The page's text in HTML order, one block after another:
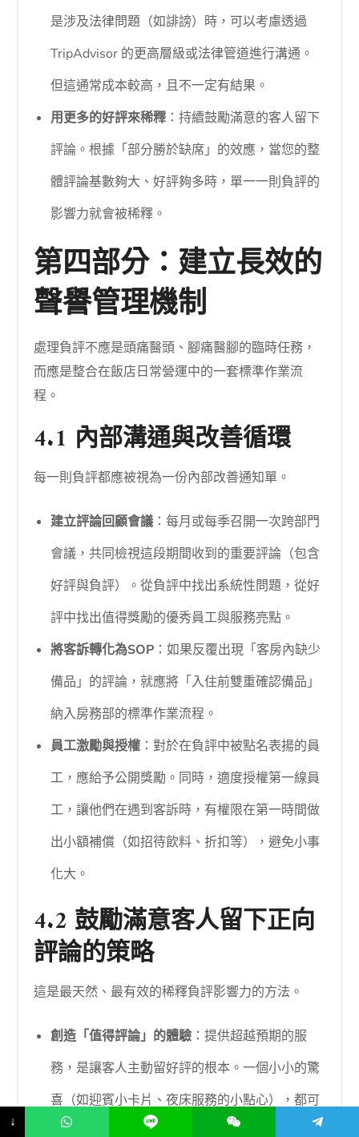
是涉及法律問題（如誹謗）時，可以考慮透過
TripAdvisor 的更高層級或法律管道進行溝通。
但這通常成本較高，且不一定有結果。
用更多的好評來稀釋 ：持續鼓勵滿意的客人留下
評論。根據「部分勝於缺席」的效應，當您的整
體評論基數夠大、好評夠多時，單一一則負評的
影響力就會被稀釋。
第四部分：建立長效的
聲譽管理機制
處理負評不應是頭痛醫頭、腳痛醫腳的臨時任務，
而應是整合在飯店日常營運中的一套標準作業流
程。
4.1 內部溝通與改善循環
每一則負評都應被視為一份內部改善通知單。
建立評論回顧會議 ：每月或每季召開一次跨部門
會議，共同檢視這段期間收到的重要評論（包含
好評與負評）。從負評中找出系統性問題，從好
評中找出值得獎勵的優秀員工與服務亮點。
將客訴轉化為SOP ：如果反覆出現「客房內缺少
備品」的評論，就應將「入住前雙重確認備品」
納入房務部的標準作業流程。
員工激勵與授權 ：對於在負評中被點名表揚的員
工，應給予公開獎勵。同時，適度授權第一線員
工，讓他們在遇到客訴時，有權限在第一時間做
出小額補償（如招待飲料、折扣等），避免小事
化大。
4.2 鼓勵滿意客人留下正向
評論的策略
這是最天然、最有效的稀釋負評影響力的方法。
創造「值得評論」的體驗 ：提供超越預期的服
務，是讓客人主動留好評的根本。一個小小的驚
喜（如迎賓小卡片、夜床服務的小點心），都可
能成為客人分享的動機。
↓